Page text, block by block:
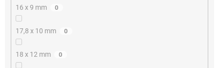
16 x 9 mm 0
17,8 x 10 mm 0
18 x 12 mm 0